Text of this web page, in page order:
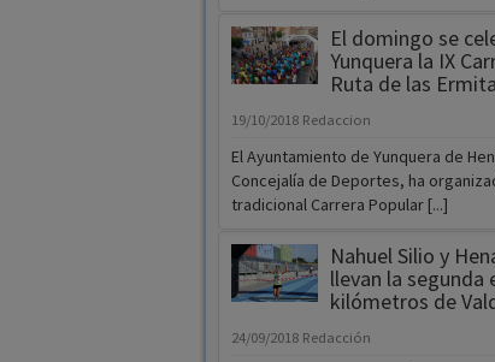
El domingo se
Yunquera la IX
Ruta de las
19/10/2018 Redaccion
El Ayuntamiento de Yunquera de
Concejalía de Deportes, ha
tradicional Carrera Popular [...]
Nahuel Silio y
llevan la segunda
kilómetros de
24/09/2018 Redacción